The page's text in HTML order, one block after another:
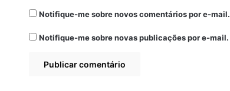
Notifique-me sobre novos comentários por e-mail.
Notifique-me sobre novas publicações por e-mail.